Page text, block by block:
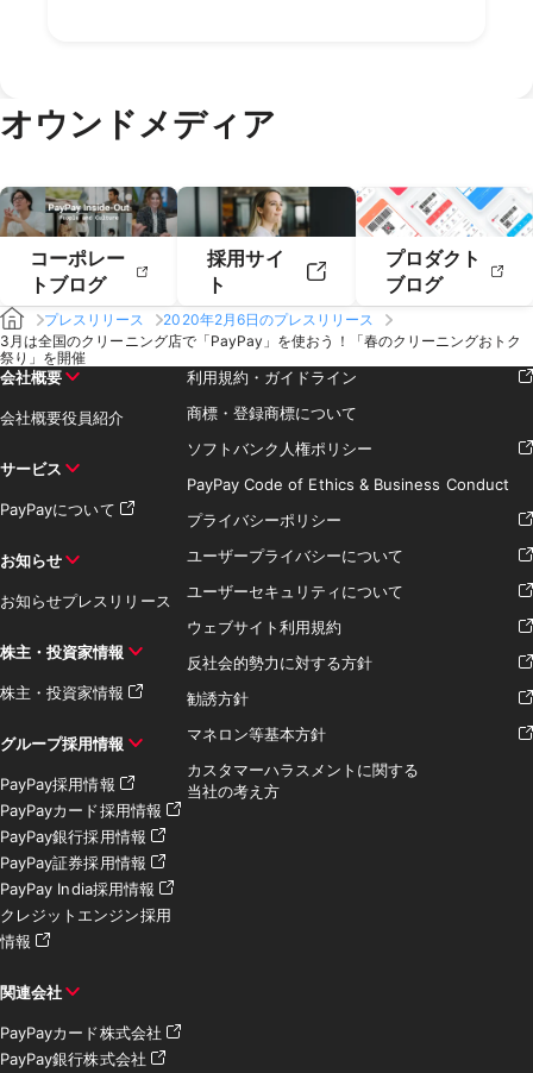
2019年2月
2019年1月
オウンドメディア
コーポレー
トブログ
採用サイ
ト
プロダクト
ブログ
プレスリリース
2020年2月6日のプレスリリース
3月は全国のクリーニング店で「PayPay」を使おう！「春のクリーニングおトク
祭り」を開催
会社概要
会社概要役員紹介
サービス
PayPayについて
お知らせ
お知らせプレスリリース
株主・投資家情報
株主・投資家情報
グループ採用情報
PayPay採用情報
PayPayカード採用情報
PayPay銀行採用情報
PayPay証券採用情報
PayPay India採用情報
クレジットエンジン採用
情報
関連会社
PayPayカード株式会社
PayPay銀行株式会社
利用規約・ガイドライン
商標・登録商標について
ソフトバンク人権ポリシー
PayPay Code of Ethics & Business Conduct
プライバシーポリシー
ユーザープライバシーについて
ユーザーセキュリティについて
ウェブサイト利用規約
反社会的勢力に対する方針
勧誘方針
マネロン等基本方針
カスタマーハラスメントに関する
当社の考え方